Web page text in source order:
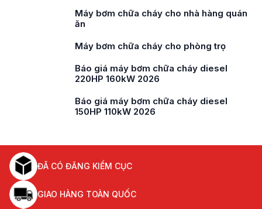
Máy bơm chữa cháy cho nhà hàng quán
ăn
Máy bơm chữa cháy cho phòng trọ
Báo giá máy bơm chữa cháy diesel
220HP 160kW 2026
Báo giá máy bơm chữa cháy diesel
150HP 110kW 2026
ĐÃ CÓ ĐĂNG KIỂM CỤC
GIAO HÀNG TOÀN QUỐC